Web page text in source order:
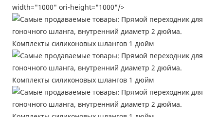
width="1000" ori-height="1000"/>
Комплекты силиконовых шлангов 1 дюйм
Комплекты силиконовых шлангов 1 дюйм